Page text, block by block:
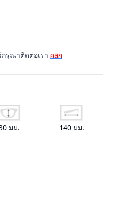
รุณาติดต่อเรา คลิก
มม. 140มม.